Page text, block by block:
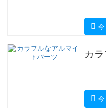
今
カ
今